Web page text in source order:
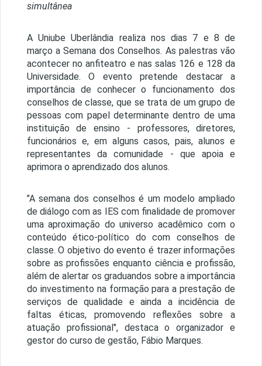
simultânea
A Uniube Uberlândia realiza nos dias 7 e 8 de
março a Semana dos Conselhos. As palestras vão
acontecer no anfiteatro e nas salas 126 e 128 da
Universidade. O evento pretende destacar a
importância de conhecer o funcionamento dos
conselhos de classe, que se trata de um grupo de
pessoas com papel determinante dentro de uma
instituição de ensino - professores, diretores,
funcionários e, em alguns casos, pais, alunos e
representantes da comunidade - que apoia e
aprimora o aprendizado dos alunos.
"A semana dos conselhos é um modelo ampliado
de diálogo com as IES com finalidade de promover
uma aproximação do universo acadêmico com o
conteúdo ético-político do com conselhos de
classe. O objetivo do evento é trazer informações
sobre as profissões enquanto ciência e profissão,
além de alertar os graduandos sobre a importância
do investimento na formação para a prestação de
serviços de qualidade e ainda a incidência de
faltas éticas, promovendo reflexões sobre a
atuação profissional", destaca o organizador e
gestor do curso de gestão, Fábio Marques.